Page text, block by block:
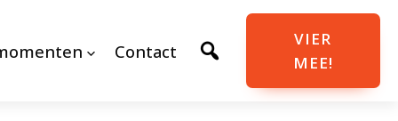
Contact
VIER
MEE!